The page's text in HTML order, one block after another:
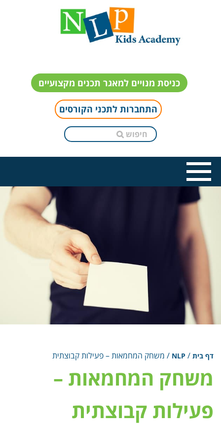
כניסת מנויים למאגר תכנים מקצועיים
התחברות לתכני הקורסים
דף בית /
NLP
/ משחק המחמאות – פעילות קבוצתית
משחק המחמאות –
פעילות קבוצתית